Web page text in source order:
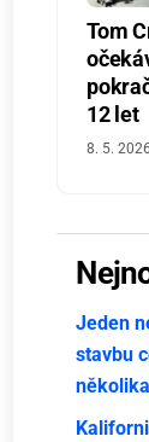
Tom
12 let
8. 5. 2026
Jeden
stavbu